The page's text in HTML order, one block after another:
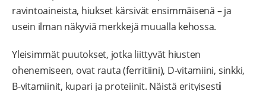
ravintoaineista, hiukset kärsivät ensimmäisenä – ja
usein ilman näkyviä merkkejä muualla kehossa.
Yleisimmät puutokset, jotka liittyvät hiusten
ohenemiseen, ovat rauta (ferritiini), D-vitamiini, sinkki,
B-vitamiinit, kupari ja proteiinit. Näistä erityisesti